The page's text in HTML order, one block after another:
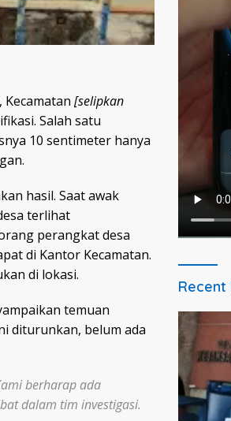
[selipkan
Salah satu
10 sentimeter hanya
hasil. Saat awak
terlihat
perangkat desa
di Kantor Kecamatan.
di lokasi.
temuan
diturunkan, belum ada
berharap ada
dalam tim investigasi.
Recent